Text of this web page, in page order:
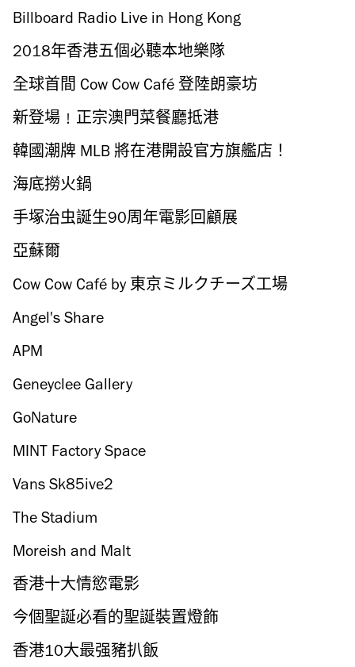
Billboard Radio Live in Hong Kong
2018年香港五個必聽本地樂隊
全球首間 Cow Cow Café 登陸朗豪坊
新登場﹗正宗澳門菜餐廳抵港
韓國潮牌 MLB 將在港開設官方旗艦店！
海底撈火鍋
手塚治虫誕生90周年電影回顧展
亞蘇爾
Cow Cow Café by 東京ミルクチーズ工場
Angel's Share
APM
Geneyclee Gallery
GoNature
MINT Factory Space
Vans Sk85ive2
The Stadium
Moreish and Malt
香港十大情慾電影
今個聖誕必看的聖誕裝置燈飾
香港10大最强豬扒飯